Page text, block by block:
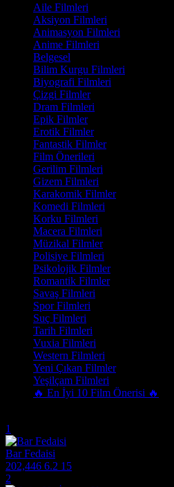
Aile Filmleri
Aksiyon Filmleri
Animasyon Filmleri
Anime Filmleri
Belgesel
Bilim Kurgu Filmleri
Biyografi Filmleri
Çizgi Filmler
Dram Filmleri
Epik Filmler
Erotik Filmler
Fantastik Filmler
Film Önerileri
Gerilim Filmleri
Gizem Filmleri
Karakomik Filmler
Komedi Filmleri
Korku Filmleri
Macera Filmleri
Müzikal Filmler
Polisiye Filmleri
Psikolojik Filmler
Romantik Filmler
Savaş Filmleri
Spor Filmleri
Suç Filmleri
Tarih Filmleri
Vuxia Filmleri
Western Filmleri
Yeni Çıkan Filmler
Yeşilçam Filmleri
🔥 En İyi 10 Film Önerisi 🔥
1
Bar Fedaisi
202,446 6.2 15
2